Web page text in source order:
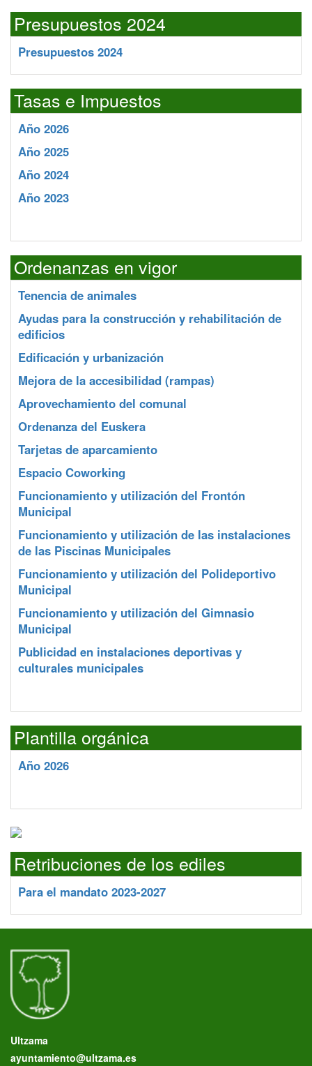
Presupuestos 2024
Presupuestos 2024
Tasas e Impuestos
Año 2026
Año 2025
Año 2024
Año 2023
Ordenanzas en vigor
Tenencia de animales
Ayudas para la construcción y rehabilitación de
edificios
Edificación y urbanización
Mejora de la accesibilidad (rampas)
Aprovechamiento del comunal
Ordenanza del Euskera
Tarjetas de aparcamiento
Espacio Coworking
Funcionamiento y utilización del Frontón
Municipal
Funcionamiento y utilización de las instalaciones
de las Piscinas Municipales
Funcionamiento y utilización del Polideportivo
Municipal
Funcionamiento y utilización del Gimnasio
Municipal
Publicidad en instalaciones deportivas y
culturales municipales
Plantilla orgánica
Año 2026
Retribuciones de los ediles
Para el mandato 2023-2027
Ultzama
ayuntamiento@ultzama.es